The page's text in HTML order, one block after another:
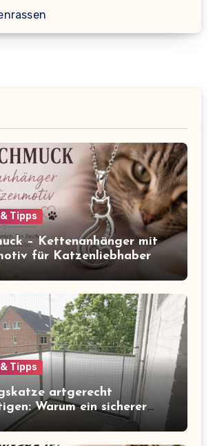
Tipps
– Kettenanhänger mit
für Katzenliebhaber
Tipps
artgerecht
Warum ein sicherer
Freigang dazugehört